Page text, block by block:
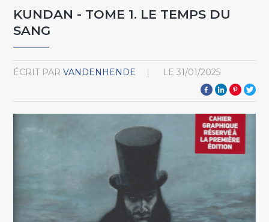
KUNDAN - TOME 1. LE TEMPS DU
SANG
ÉCRIT PAR VANDENHENDE LE 31/01/2025